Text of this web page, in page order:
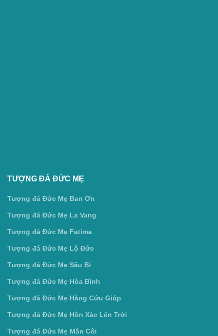
TƯỢNG ĐÁ ĐỨC MẸ
Tượng đá Đức Mẹ Ban Ơn
Tượng đá Đức Mẹ La Vang
Tượng đá Đức Mẹ Fatima
Tượng đá Đức Mẹ Lộ Đức
Tượng đá Đức Mẹ Sầu Bi
Tượng đá Đức Mẹ Hòa Bình
Tượng đá Đức Mẹ Hằng Cứu Giúp
Tượng đá Đức Mẹ Hồn Xác Lên Trời
Tượng đá Đức Mẹ Mân Côi